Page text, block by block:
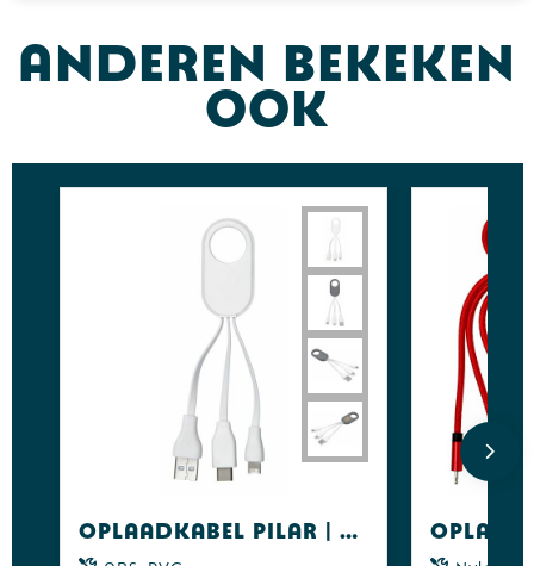
Anderen bekeken
ook
Oplaadkabel Pilar | 3-in-1